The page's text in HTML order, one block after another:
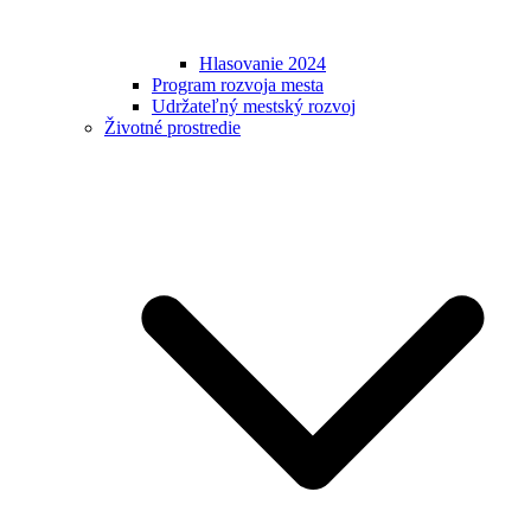
Hlasovanie 2024
Program rozvoja mesta
Udržateľný mestský rozvoj
Životné prostredie